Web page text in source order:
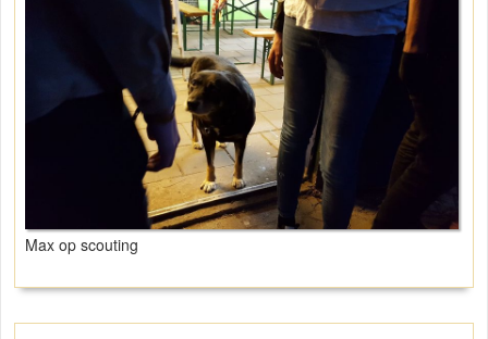
Max op scouting